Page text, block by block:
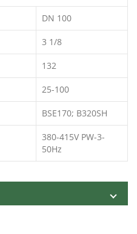
DN 100
3 1/8
132
25-100
BSE170; B320SH
380-415V PW-3-
50Hz